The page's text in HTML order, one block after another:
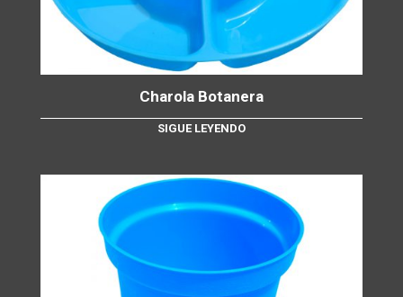
Charola Botanera
SIGUE LEYENDO